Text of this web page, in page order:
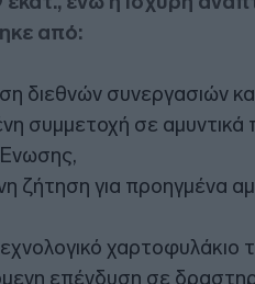
από:
διεθνών συνεργασιών
συμμετοχή σε
ζήτηση για προηγμένα
χαρτοφυλάκιο
επένδυση σε